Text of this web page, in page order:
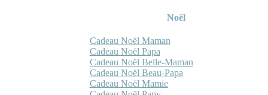
Noël
Cadeau Noël Maman
Cadeau Noël Papa
Cadeau Noël Belle-Maman
Cadeau Noël Beau-Papa
Cadeau Noël Mamie